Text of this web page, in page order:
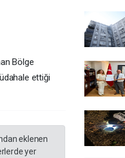
Bölge
ettiği
eklenen
yer